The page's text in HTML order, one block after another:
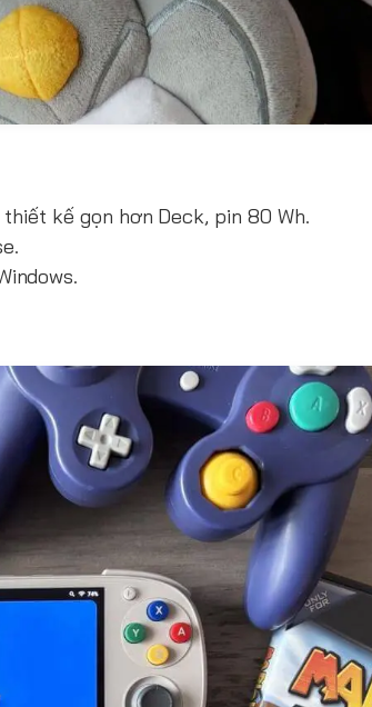
kế gọn hơn Deck, pin 80 Wh.